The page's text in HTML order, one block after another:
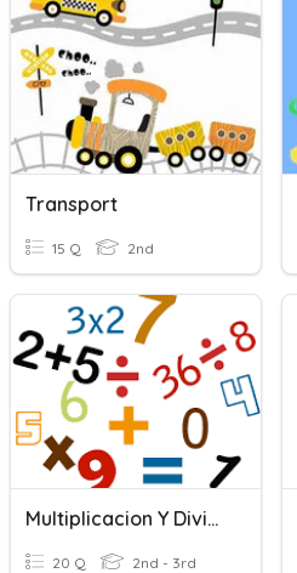
Transport
15 Q 2nd
Multiplicacion Y Division
20 Q 2nd - 3rd